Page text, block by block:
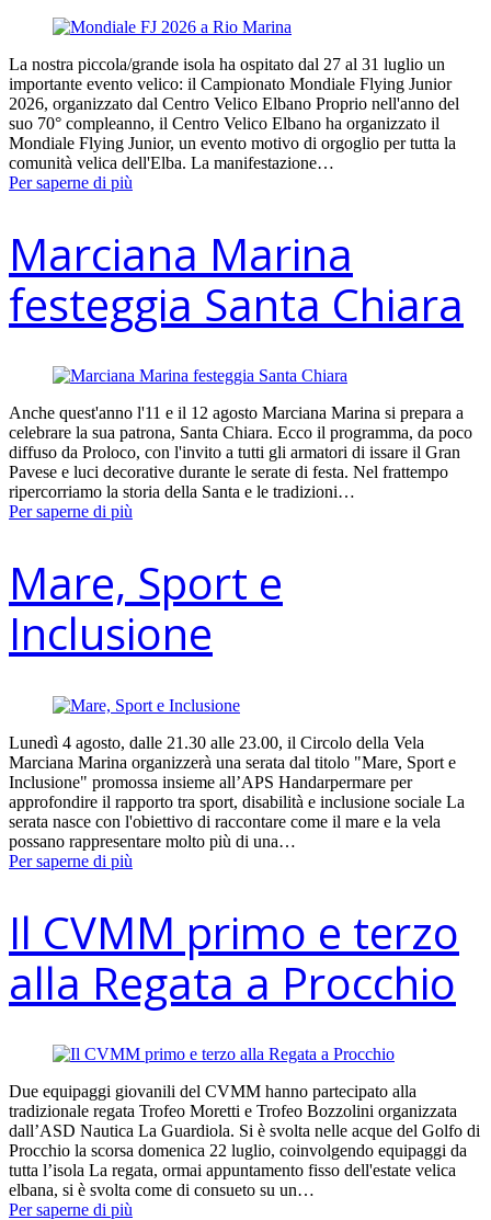
La nostra piccola/grande isola ha ospitato dal 27 al 31 luglio un
importante evento velico: il Campionato Mondiale Flying Junior
2026, organizzato dal Centro Velico Elbano Proprio nell'anno del
suo 70° compleanno, il Centro Velico Elbano ha organizzato il
Mondiale Flying Junior, un evento motivo di orgoglio per tutta la
comunità velica dell'Elba. La manifestazione…
Per saperne di più
Marciana Marina
festeggia Santa Chiara
Anche quest'anno l'11 e il 12 agosto Marciana Marina si prepara a
celebrare la sua patrona, Santa Chiara. Ecco il programma, da poco
diffuso da Proloco, con l'invito a tutti gli armatori di issare il Gran
Pavese e luci decorative durante le serate di festa. Nel frattempo
ripercorriamo la storia della Santa e le tradizioni…
Per saperne di più
Mare, Sport e
Inclusione
Lunedì 4 agosto, dalle 21.30 alle 23.00, il Circolo della Vela
Marciana Marina organizzerà una serata dal titolo "Mare, Sport e
Inclusione" promossa insieme all’APS Handarpermare per
approfondire il rapporto tra sport, disabilità e inclusione sociale La
serata nasce con l'obiettivo di raccontare come il mare e la vela
possano rappresentare molto più di una…
Per saperne di più
Il CVMM primo e terzo
alla Regata a Procchio
Due equipaggi giovanili del CVMM hanno partecipato alla
tradizionale regata Trofeo Moretti e Trofeo Bozzolini organizzata
dall’ASD Nautica La Guardiola. Si è svolta nelle acque del Golfo di
Procchio la scorsa domenica 22 luglio, coinvolgendo equipaggi da
tutta l’isola La regata, ormai appuntamento fisso dell'estate velica
elbana, si è svolta come di consueto su un…
Per saperne di più